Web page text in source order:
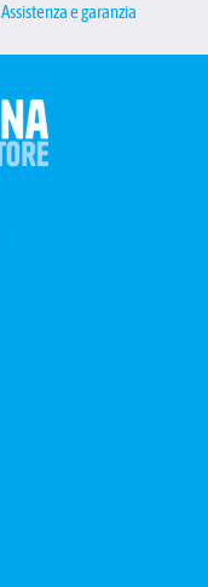
Assistenza e garanzia